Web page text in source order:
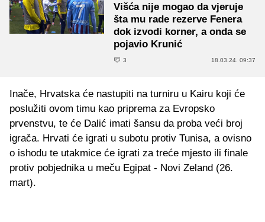
Višća nije mogao da vjeruje
šta mu rade rezerve Fenera
dok izvodi korner, a onda se
pojavio Krunić
3 18.03.24. 09:37
Inače, Hrvatska će nastupiti na turniru u Kairu koji će
poslužiti ovom timu kao priprema za Evropsko
prvenstvu, te će Dalić imati šansu da proba veći broj
igrača. Hrvati će igrati u subotu protiv Tunisa, a ovisno
o ishodu te utakmice će igrati za treće mjesto ili finale
protiv pobjednika u meču Egipat - Novi Zeland (26.
mart).